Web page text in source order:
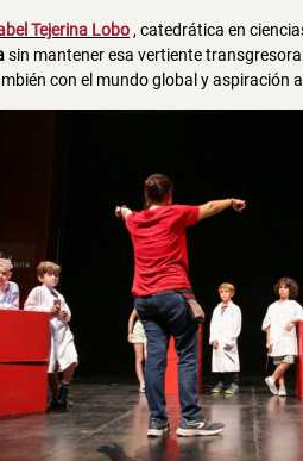
Tejerina Lobo , catedrática en
sin mantener esa vertiente
con el mundo global y aspiración